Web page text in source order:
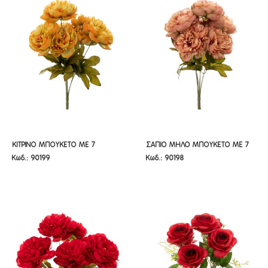
ΚΙΤΡΙΝΟ ΜΠΟΥΚΕΤΟ ΜΕ 7
ΧΡΥΣΑΝΘΕΜΑ 45ΕΚ
ΚΙΤΡΙΝΟ ΜΠΟΥΚΕΤΟ ΜΕ 7
ΧΡΥΣΑΝΘΕΜΑ 45ΕΚ
Κωδ.: 90199
ΣΑΠΙΟ ΜΗΛΟ ΜΠΟΥΚΕΤΟ ΜΕ 7
ΧΡΥΣΑΝΘΕΜΑ 45ΕΚ
ΣΑΠΙΟ ΜΗΛΟ ΜΠΟΥΚΕΤΟ ΜΕ 7
ΧΡΥΣΑΝΘΕΜΑ 45ΕΚ
Κωδ.: 90198